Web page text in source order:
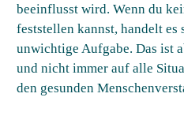
beeinflusst wird. Wenn du
feststellen kannst, handelt es
unwichtige Aufgabe. Das ist
und nicht immer auf alle
den gesunden